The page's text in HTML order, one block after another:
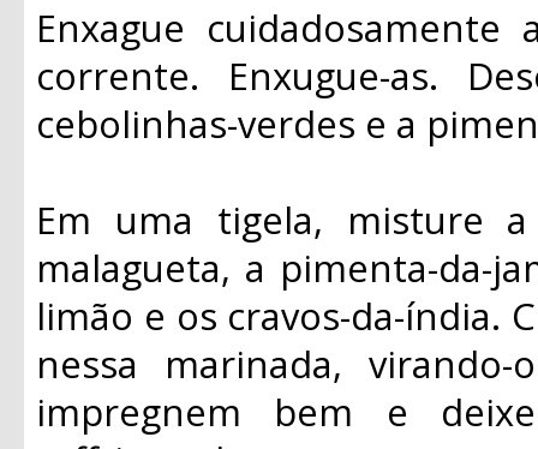
Enxague
corrente. Enxugue-as.
cebolinhas-verdes e a
Em uma tigela, misture
malagueta, a pimenta-da-
limão e os cravos-da-índia.
nessa marinada,
impregnem bem e